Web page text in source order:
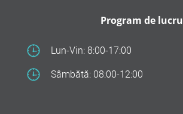
Program de lucru
Lun-Vin: 8:00-17:00
Sâmbătă: 08:00-12:00